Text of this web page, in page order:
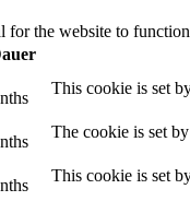
for the website to
This cookie is set
The cookie is set
This cookie is set